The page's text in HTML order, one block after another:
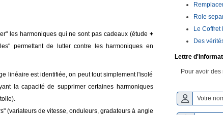
les harmoniques qui ne sont pas cadeaux (étude +
permettant de lutter contre les harmoniques en
linéaire est identifiée, on peut tout simplement l'isolé
la capacité de supprimer certaines harmoniques
(variateurs de vitesse, onduleurs, gradateurs à angle
Role
Le Coffret
Des
Lettre
Pour avoir